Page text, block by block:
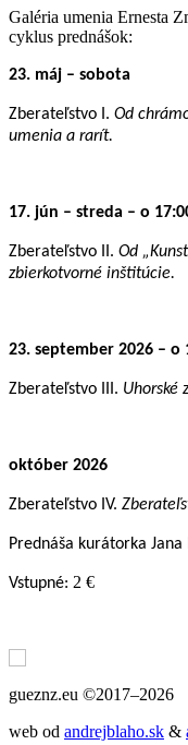
Galéria umenia Ernesta
cyklus prednášok:
23. máj – sobota
Zberateľstvo I. Od
umenia a rarít.
17. jún – streda – o
Zberateľstvo II. Od
zbierkotvorné inštitúcie.
23. september 2026 – o
Zberateľstvo III. Uhorské
október 2026
Zberateľstvo IV.
Prednáša kurátorka Jana
Vstupné: 2 €
gueznz.eu ©2017–2026
web od andrejblaho.sk &